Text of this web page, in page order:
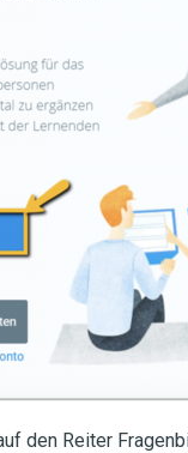
den Reiter